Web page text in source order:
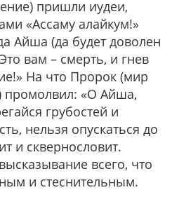
пришли иудеи,
«Ассаму алайкум!»
Айша (да будет доволен
вам – смерть, и гнев
На что Пророк (мир
промолвил: «О Айша,
грубостей и
нельзя опускаться до
и сквернословит.
всего, что
и стеснительным.